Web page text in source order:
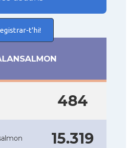
t'hi!
484
15.319